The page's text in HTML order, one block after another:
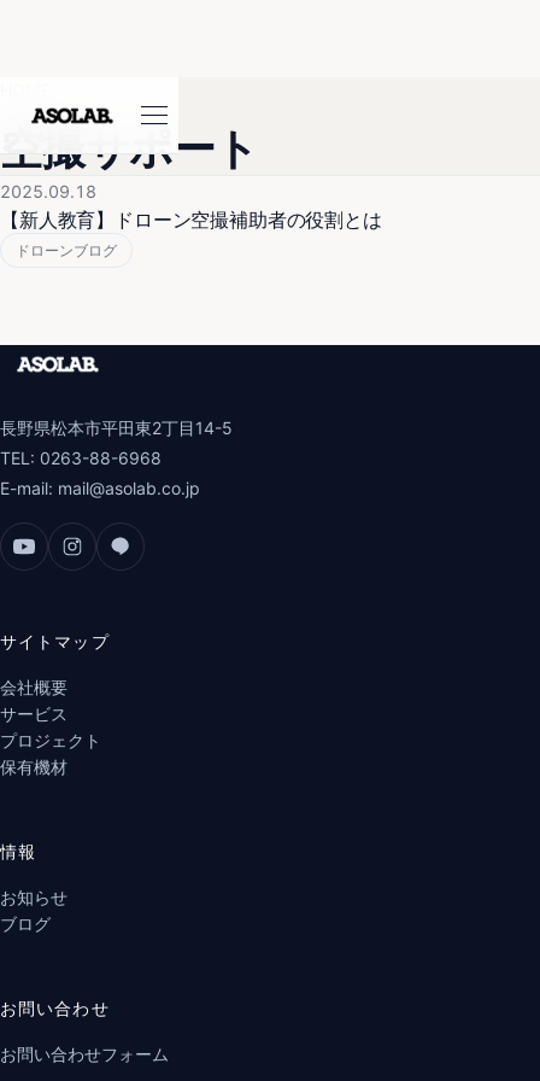
空撮サポート
2025.09.18
【新人教育】ドローン空撮補助者の役割とは
ドローンブログ
長野県松本市平田東2丁目14-5
TEL: 0263-88-6968
E-mail: mail@asolab.co.jp
サイトマップ
会社概要
サービス
プロジェクト
保有機材
情報
お知らせ
ブログ
お問い合わせ
お問い合わせフォーム